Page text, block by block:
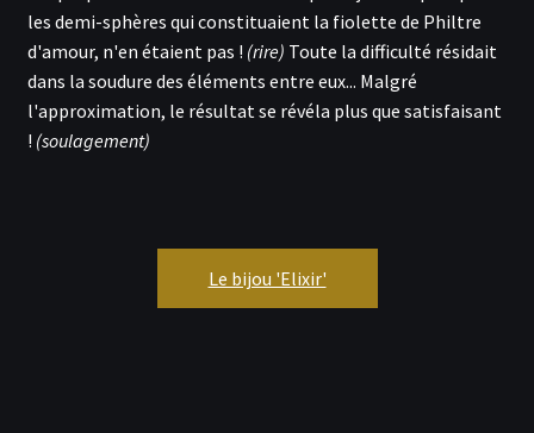
les demi-sphères qui constituaient la fiolette de Philtre
d'amour, n'en étaient pas ! (rire) Toute la difficulté résidait
dans la soudure des éléments entre eux... Malgré
l'approximation, le résultat se révéla plus que satisfaisant
! (soulagement)
Le bijou 'Elixir'